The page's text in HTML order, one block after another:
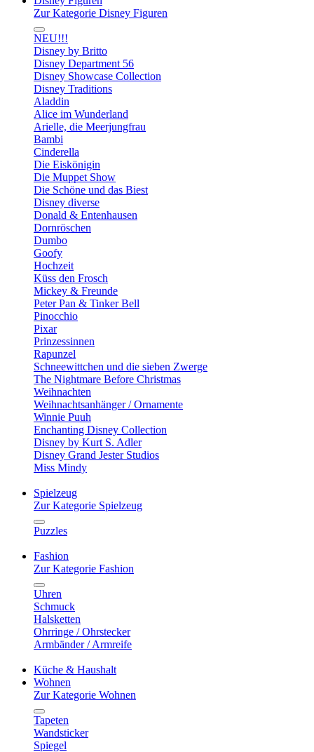
Zur Kategorie Disney Figuren
NEU!!!
Disney by Britto
Disney Department 56
Disney Showcase Collection
Disney Traditions
Aladdin
Alice im Wunderland
Arielle, die Meerjungfrau
Bambi
Cinderella
Die Eiskönigin
Die Muppet Show
Die Schöne und das Biest
Disney diverse
Donald & Entenhausen
Dornröschen
Dumbo
Goofy
Hochzeit
Küss den Frosch
Mickey & Freunde
Peter Pan & Tinker Bell
Pinocchio
Pixar
Prinzessinnen
Rapunzel
Schneewittchen und die sieben Zwerge
The Nightmare Before Christmas
Weihnachten
Weihnachtsanhänger / Ornamente
Winnie Puuh
Enchanting Disney Collection
Disney by Kurt S. Adler
Disney Grand Jester Studios
Miss Mindy
Spielzeug
Zur Kategorie Spielzeug
Puzzles
Fashion
Zur Kategorie Fashion
Uhren
Schmuck
Halsketten
Ohrringe / Ohrstecker
Armbänder / Armreife
Küche & Haushalt
Wohnen
Zur Kategorie Wohnen
Tapeten
Wandsticker
Spiegel